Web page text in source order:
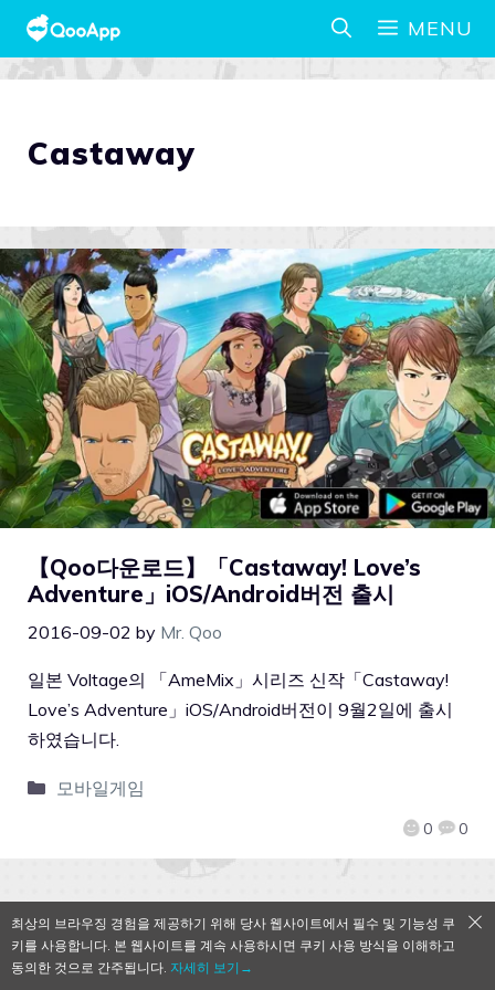
MENU
Castaway
【Qoo다운로드】「Castaway! Love’s
Adventure」iOS/Android버전 출시
2016-09-02 by Mr. Qoo
0 0
일본 Voltage의 「AmeMix」시리즈 신작「Castaway!
Love’s Adventure」iOS/Android버전이 9월2일에 출시
하였습니다.
모바일게임
QooApp Limited © 2026
최상의 브라우징 경험을 제공하기 위해 당사 웹사이트에서 필수 및 기능성 쿠
키를 사용합니다. 본 웹사이트를 계속 사용하시면 쿠키 사용 방식을 이해하고
동의한 것으로 간주됩니다. 자세히 보기→